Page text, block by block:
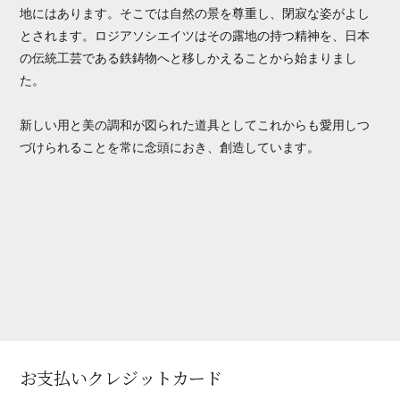
地にはあります。そこでは自然の景を尊重し、閉寂な姿がよし
とされます。ロジアソシエイツはその露地の持つ精神を、日本
の伝統工芸である鉄鋳物へと移しかえることから始まりまし
た。
新しい用と美の調和が図られた道具としてこれからも愛用しつ
づけられることを常に念頭におき、創造しています。
お支払いクレジットカード